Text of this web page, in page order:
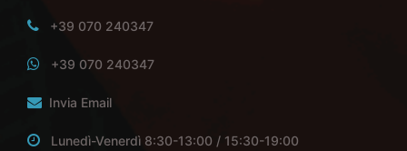
+39 070 240347
+39 070 240347
Invia Email
Lunedì-Venerdì 8:30-13:00 / 15:30-19:00